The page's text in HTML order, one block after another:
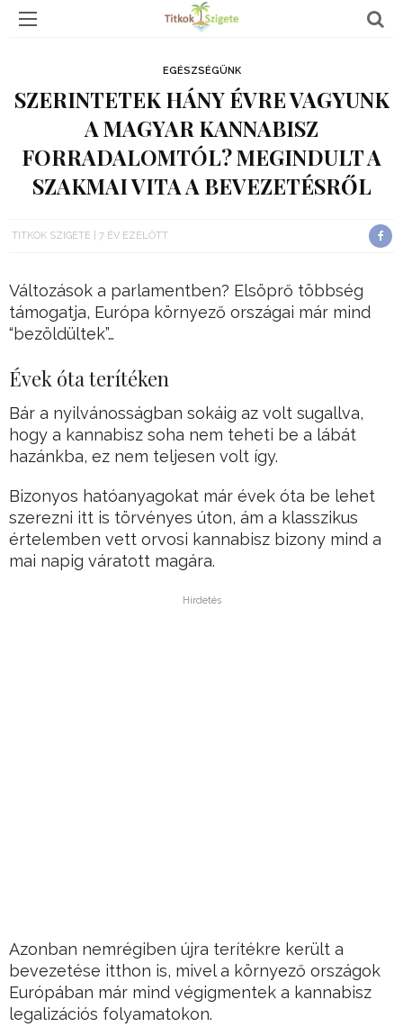
EGÉSZSÉGÜNK
SZERINTETEK HÁNY ÉVRE VAGYUNK
A MAGYAR KANNABISZ
FORRADALOMTÓL? MEGINDULT A
SZAKMAI VITA A BEVEZETÉSRŐL
TITKOK SZIGETE 7 ÉV EZELŐTT
Változások a parlamentben? Elsöprő többség
támogatja, Európa környező országai már mind
“bezöldültek”…
Évek óta terítéken
Bár a nyilvánosságban sokáig az volt sugallva,
hogy a kannabisz soha nem teheti be a lábát
hazánkba, ez nem teljesen volt így.
Bizonyos hatóanyagokat már évek óta be lehet
szerezni itt is törvényes úton, ám a klasszikus
értelemben vett orvosi kannabisz bizony mind a
mai napig váratott magára.
Hirdetés
Azonban nemrégiben újra terítékre került a
bevezetése itthon is, mivel a környező országok
Európában már mind végigmentek a kannabisz
legalizációs folyamatokon.